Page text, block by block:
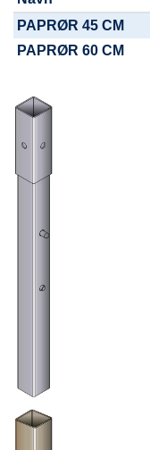
PAPRØR 45 CM
PAPRØR 60 CM